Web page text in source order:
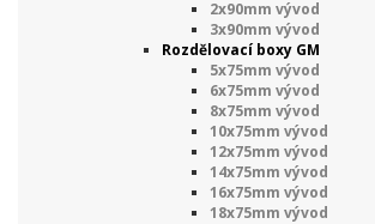
2x90mm vývod
3x90mm vývod
Rozdělovací boxy GM
5x75mm vývod
6x75mm vývod
8x75mm vývod
10x75mm vývod
12x75mm vývod
14x75mm vývod
16x75mm vývod
18x75mm vývod